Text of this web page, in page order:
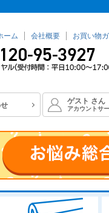
ーム 会社概要 お買い物
ゲスト さん
アカウントサ